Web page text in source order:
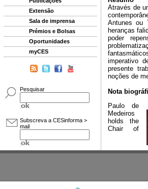
Extensão
Sala de imprensa
Prémios e Bolsas
Oportunidades
myCES
Pesquisar
Subscreva a CESinforma >
mail